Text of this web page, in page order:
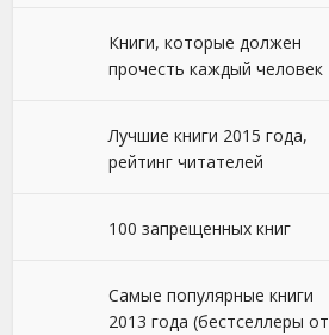
Книги, которые должен
прочесть каждый человек
Лучшие книги 2015 года,
рейтинг читателей
100 запрещенных книг
Самые популярные книги
2013 года (бестселлеры от